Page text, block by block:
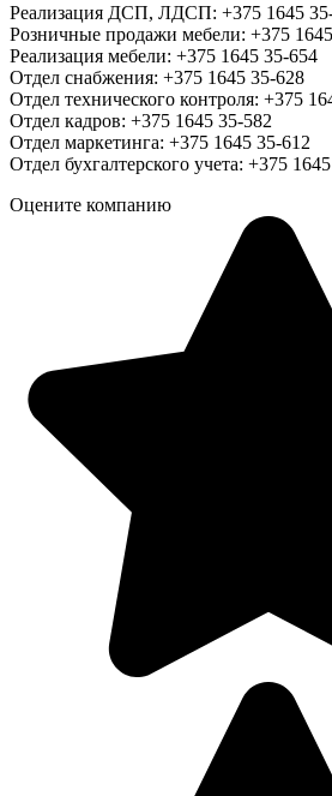
Реализация ДСП, ЛДСП: +375 1645 35-
Розничные продажи мебели: +375
Реализация мебели: +375 1645 35-654
Отдел снабжения: +375 1645 35-628
Отдел технического контроля: +375
Отдел кадров: +375 1645 35-582
Отдел маркетинга: +375 1645 35-612
Отдел бухгалтерского учета: +375
Оцените компанию